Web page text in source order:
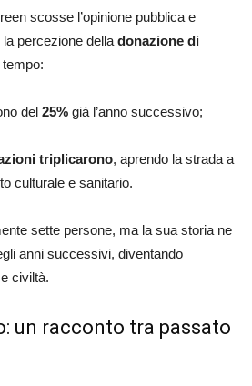
scosse l’opinione pubblica e
percezione della donazione di
del 25% già l’anno successivo;
triplicarono, aprendo la strada a
culturale e sanitario.
sette persone, ma la sua storia ne
anni successivi, diventando
civiltà.
un racconto tra passato